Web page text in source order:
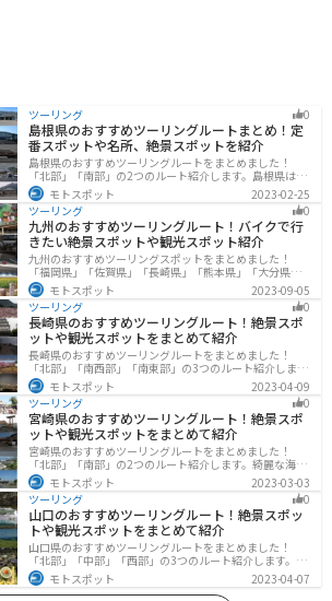
ツーリング 0
島根県のおすすめツーリングルートまとめ！定
番スポットや名所、絶景スポットを紹介
島根県のおすすめツーリングルートをまとめました！
「北部」「南部」の2つのルート紹介します。島根県は、
海と山が近く、1日で全然違う景色を堪能することができ
ます。バイクで島根県にツーリングに行く際は参考にし
てください。
モトスポット
2023-02-25
ツーリング
0
九州のおすすめツーリングルート！バイクで行
きたい絶景スポットや観光スポット紹介
九州のおすすめツーリングスポットをまとめました！
「福岡県」「佐賀県」「長崎県」「熊本県」「大分県」
「宮崎都」「鹿児島県」の各県の観光地紹介します。自
然豊かな山々や湖、温泉地が点在し、四季折々の景色を
楽しめるスポットが多数あります。バイクで九州にツー
リングに行く際は参考にしてください。
モトスポット
2023-09-05
ツーリング
0
長崎県のおすすめツーリングルート！絶景スポ
ットや観光スポットをまとめて紹介
長崎県のおすすめツーリングルートをまとめました！
「北部」「南西部」「南東部」の3つのルート紹介しま
す。国際色豊かな街並みや世界遺産、絶景ポイントが数
多く存在し、様々な楽しみ方ができます。バイクで長崎
県にツーリングに行く際は参考にしてください。
モトスポット
2023-04-09
ツーリング
0
宮崎県のおすすめツーリングルート！絶景スポ
ットや観光スポットをまとめて紹介
宮崎県のおすすめツーリングルートをまとめました！
「北部」「南部」の2つのルート紹介します。綺麗な海岸
線が特徴的な海・自然豊かな山・趣のある神社を満喫す
るツーリングができます。バイクで宮崎県にツーリング
に行く際は参考にしてください。
モトスポット
2023-03-03
ツーリング
0
山口のおすすめツーリングルート！絶景スポッ
トや観光スポットをまとめて紹介
山口県のおすすめツーリングルートをまとめました！
「北部」「中部」「西部」の3つのルート紹介します。美
しい海岸線や山々を楽しむことができます。バイクで山
口県にツーリングに行く際は参考にしてください。
モトスポット 2023-04-07